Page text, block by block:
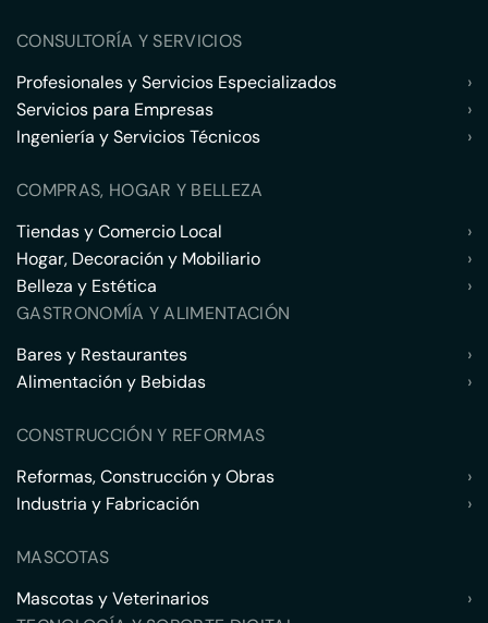
CONSULTORÍA Y SERVICIOS
Profesionales y Servicios Especializados
›
Servicios para Empresas
›
Ingeniería y Servicios Técnicos
›
COMPRAS, HOGAR Y BELLEZA
Tiendas y Comercio Local
›
Hogar, Decoración y Mobiliario
›
Belleza y Estética
›
GASTRONOMÍA Y ALIMENTACIÓN
Bares y Restaurantes
›
Alimentación y Bebidas
›
CONSTRUCCIÓN Y REFORMAS
Reformas, Construcción y Obras
›
Industria y Fabricación
›
MASCOTAS
Mascotas y Veterinarios
›